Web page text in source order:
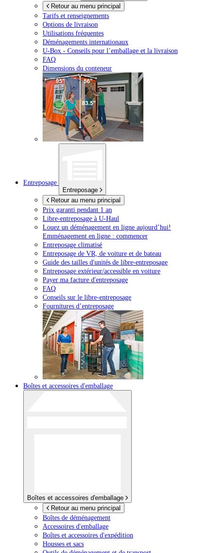
Retour au menu principal
Tarifs et renseignements
Options de livraison
Utilisations fréquentes
Déménagements internationaux
U-Box - Conseils pour l’emballage et la livraison
FAQ
Dimensions du conteneur
Entreposage
Entreposage
Retour au menu principal
Prix garanti pendant 1 an
Libre-entreposage à U-Haul
Louez un déménagement en ligne aujourd’hui!
Emménagement en ligne : commencer
Entreposage climatisé
Entreposage de VR, de voiture et de bateau
Guide des tailles d'unités de libre-entreposage
Entreposage extérieur/accessible en voiture
Payer ma facture d'entreposage
FAQ
Conseils sur le libre-entreposage
Fournitures d’entreposage
Boîtes et accessoires d'emballage
Boîtes et accessoires d'emballage
Retour au menu principal
Boîtes de déménagement
Accessoires d'emballage
Boîtes et accessoires d'expédition
Housses et sacs